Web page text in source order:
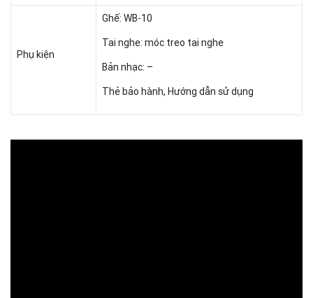
Phụ kiện
Ghế: WB-10
Tai nghe: móc treo tai nghe
Bản nhạc: –
Thẻ bảo hành, Hướng dẫn sử dụng